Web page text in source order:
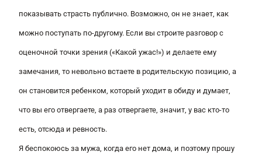
показывать страсть публично. Возможно, он не знает, как
можно поступать по-другому. Если вы строите разговор с
оценочной точки зрения («Какой ужас!») и делаете ему
замечания, то невольно встаете в родительскую позицию, а
он становится ребенком, который уходит в обиду и думает,
что вы его отвергаете, а раз отвергаете, значит, у вас кто-то
есть, отсюда и ревность.
Я беспокоюсь за мужа, когда его нет дома, и поэтому прошу